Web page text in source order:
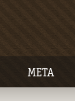
МЕТА